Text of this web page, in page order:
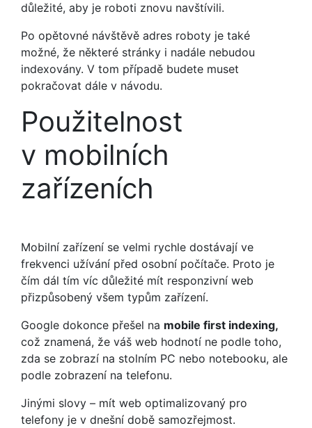
důležité, aby je roboti znovu navštívili.
Po opětovné návštěvě adres roboty je také
možné, že některé stránky i nadále nebudou
indexovány. V tom případě budete muset
pokračovat dále v návodu.
Použitelnost
v mobilních
zařízeních
Mobilní zařízení se velmi rychle dostávají ve
frekvenci užívání před osobní počítače. Proto je
čím dál tím víc důležité mít responzivní web
přizpůsobený všem typům zařízení.
Google dokonce přešel na mobile first indexing,
což znamená, že váš web hodnotí ne podle toho,
zda se zobrazí na stolním PC nebo notebooku, ale
podle zobrazení na telefonu.
Jinými slovy – mít web optimalizovaný pro
telefony je v dnešní době samozřejmost.